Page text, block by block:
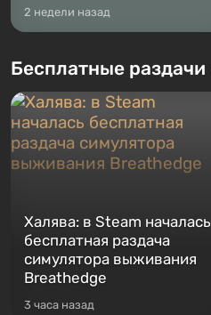
2 недели назад
Бесплатные раздачи
Халява: в Steam началась
бесплатная раздача
симулятора выживания
Breathedge
3 часа назад